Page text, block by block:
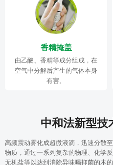
香精掩盖
由乙醚、香精等成分组成，在
空气中分解后产生的气体本身
有害。
中和法新型技
高频震动雾化成超微液滴，迅速分散
物质，通过一系列复杂的物理、化学
无机盐等以达到消除异味喝抑菌的木